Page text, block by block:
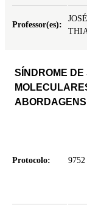
Professor(es):
SÍNDROME
Protocolo: 9752